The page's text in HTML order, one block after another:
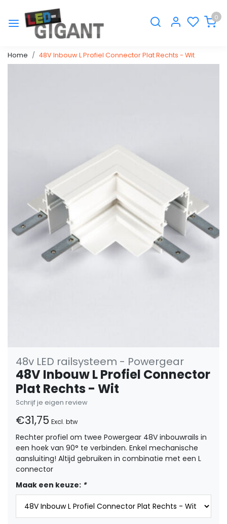
0
Home 48V Inbouw L Profiel Connector Plat Rechts - Wit
48v LED railsysteem - Powergear
48V Inbouw L Profiel Connector
Plat Rechts - Wit
Schrijf je eigen review
€31,75 Excl. btw
Rechter profiel om twee Powergear 48V inbouwrails in
een hoek van 90° te verbinden. Enkel mechanische
aansluiting! Altijd gebruiken in combinatie met een L
connector
Maak een keuze: *